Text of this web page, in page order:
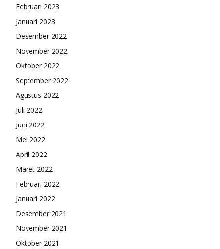
Februari 2023
Januari 2023
Desember 2022
November 2022
Oktober 2022
September 2022
Agustus 2022
Juli 2022
Juni 2022
Mei 2022
April 2022
Maret 2022
Februari 2022
Januari 2022
Desember 2021
November 2021
Oktober 2021